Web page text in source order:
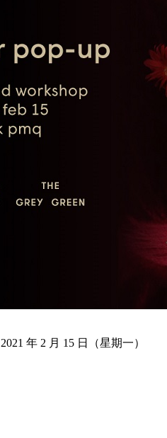
年 2 月 15 日（星期一）